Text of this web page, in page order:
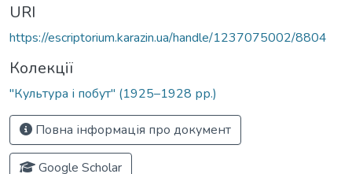
URI
https://escriptorium.karazin.ua/handle/1237075002/8804
Колекції
"Культура і побут" (1925–1928 рр.)
Повна інформація про документ
Google Scholar